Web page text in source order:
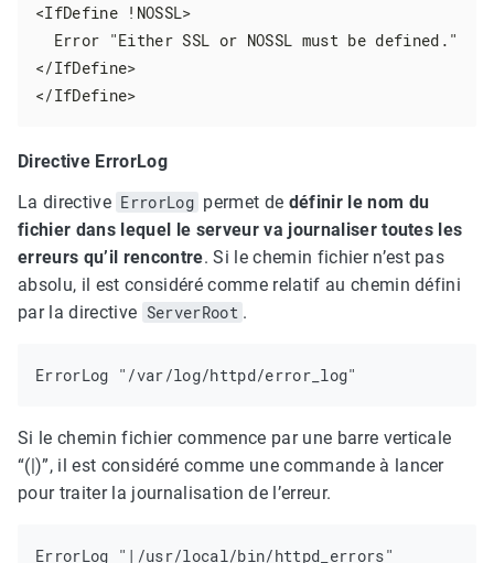
<IfDefine !NOSSL>
  Error "Either SSL or NOSSL must be defined."
</IfDefine>
</IfDefine>
Directive ErrorLog
La directive ErrorLog permet de définir le nom du
fichier dans lequel le serveur va journaliser toutes les
erreurs qu’il rencontre. Si le chemin fichier n’est pas
absolu, il est considéré comme relatif au chemin défini
par la directive ServerRoot .
Si le chemin fichier commence par une barre verticale
“(|)”, il est considéré comme une commande à lancer
pour traiter la journalisation de l’erreur.